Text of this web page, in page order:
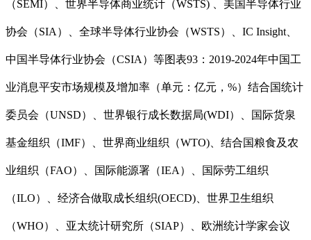
（SEMI）、世界半导体商业统计（WSTS) 、美国半导体行业
协会（SIA）、全球半导体行业协会（WSTS）、IC Insight、
中国半导体行业协会（CSIA）等图表93：2019-2024年中国工
业消息平安市场规模及增加率（单元：亿元，%）结合国统计
委员会（UNSD）、世界银行成长数据局(WDI）、国际货泉
基金组织（IMF）、世界商业组织（WTO)、结合国粮食及农
业组织（FAO）、国际能源署（IEA）、国际劳工组织
（ILO）、经济合做取成长组织(OECD)、世界卫生组织
（WHO）、亚太统计研究所（SIAP）、欧洲统计学家会议